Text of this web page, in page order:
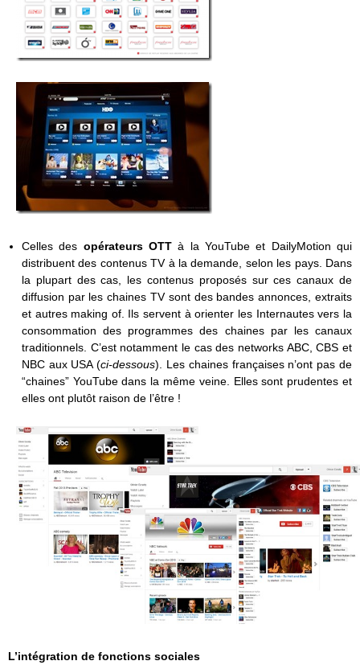
Celles des opérateurs OTTà la YouTube et DailyMotion qui
distribuent des contenus TV à la demande, selon les pays. Dans
la plupart des cas, les contenus proposés sur ces canaux de
diffusion par les chaines TV sont des bandes annonces, extraits
et autres making of. Ils servent à orienter les Internautes vers la
consommation des programmes des chaines par les canaux
traditionnels. C’est notamment le cas des networks ABC, CBS et
NBC aux USA (ci-dessous). Les chaines françaises n’ont pas de
“chaines” YouTube dans la même veine. Elles sont prudentes et
elles ont plutôt raison de l’être !
L’intégration de fonctions sociales